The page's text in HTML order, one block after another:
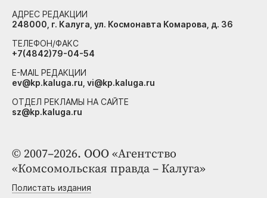
© 2007–2026. ООО «Агентство
«Комсомольская правда – Калуга»
Полистать издания
АДРЕС РЕДАКЦИИ
248000, г. Калуга, ул. Космонавта Комарова, д. 36
ТЕЛЕФОН/ФАКС
+7(4842)79-04-54
E-MAIL РЕДАКЦИИ
ev@kp.kaluga.ru, vi@kp.kaluga.ru
ОТДЕЛ РЕКЛАМЫ НА САЙТЕ
sz@kp.kaluga.ru